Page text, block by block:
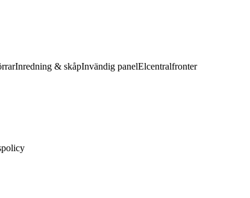
Inredning & skåpInvändig panelElcentralfronter